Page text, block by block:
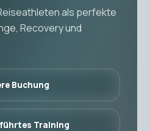
als perfekte
Recovery und
Buchung
Training